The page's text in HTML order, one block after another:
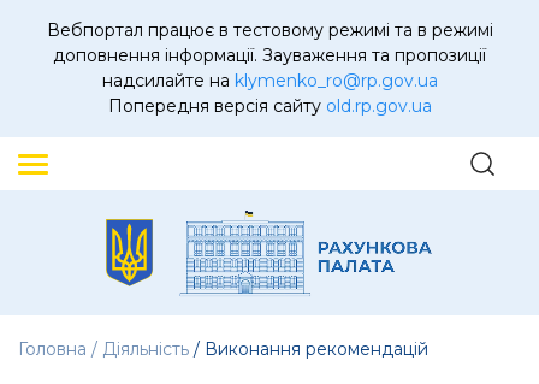
Вебпортал працює в тестовому режимі та в режимі
доповнення інформації. Зауваження та пропозиції
надсилайте на klymenko_ro@rp.gov.ua
Попередня версія сайту old.rp.gov.ua
Головна Діяльність Виконання рекомендацій